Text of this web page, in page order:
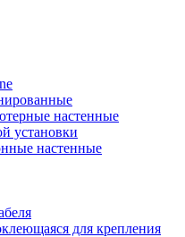
настенные
установки
настенные
для крепления